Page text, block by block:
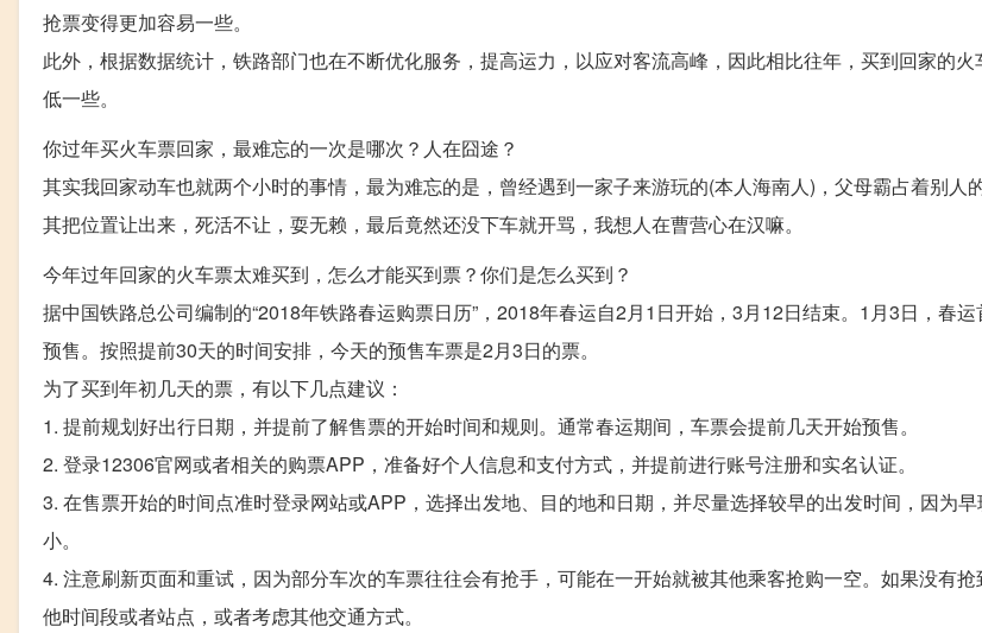
抢票变得更加容易一些。
此外，根据数据统计，铁路部门也在不断优化服务，提高运力，以应对客流高峰，因此相比往年，买到回家的
低一些。
你过年买火车票回家，最难忘的一次是哪次？人在囧途？
其实我回家动车也就两个小时的事情，最为难忘的是，曾经遇到一家子来游玩的(本人海南人)，父母霸占着别人
其把位置让出来，死活不让，耍无赖，最后竟然还没下车就开骂，我想人在曹营心在汉嘛。
今年过年回家的火车票太难买到，怎么才能买到票？你们是怎么买到？
据中国铁路总公司编制的“2018年铁路春运购票日历”，2018年春运自2月1日开始，3月12日结束。1月3日，春
预售。按照提前30天的时间安排，今天的预售车票是2月3日的票。
为了买到年初几天的票，有以下几点建议：
1. 提前规划好出行日期，并提前了解售票的开始时间和规则。通常春运期间，车票会提前几天开始预售。
2. 登录12306官网或者相关的购票APP，准备好个人信息和支付方式，并提前进行账号注册和实名认证。
3. 在售票开始的时间点准时登录网站或APP，选择出发地、目的地和日期，并尽量选择较早的出发时间，因为
小。
4. 注意刷新页面和重试，因为部分车次的车票往往会有抢手，可能在一开始就被其他乘客抢购一空。如果没有
他时间段或者站点，或者考虑其他交通方式。